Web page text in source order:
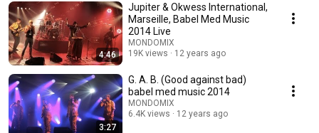
4:46
Jupiter & Okwess International,
Marseille, Babel Med Music
2014 Live
MONDOMIX
19K views
12 years ago
3:27
G. A. B. (Good against bad)
babel med music 2014
MONDOMIX
6.4K views
12 years ago